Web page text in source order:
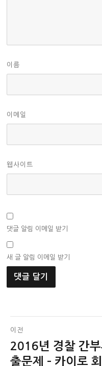
이름
이메일
웹사이트
댓글 알림 이메일 받기
새 글 알림 이메일 받기
글
탐
이전
이
전
2016년 경찰 간부
출문제 – 카이로